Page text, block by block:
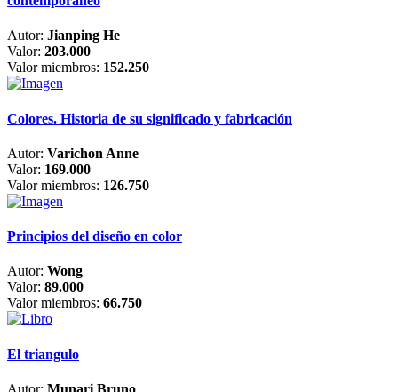
Autor: Jianping He
Valor: 203.000
Valor miembros: 152.250
Colores. Historia de su significado y fabricación
Autor: Varichon Anne
Valor: 169.000
Valor miembros: 126.750
Principios del diseño en color
Autor: Wong
Valor: 89.000
Valor miembros: 66.750
El triangulo
Autor: Munari Bruno